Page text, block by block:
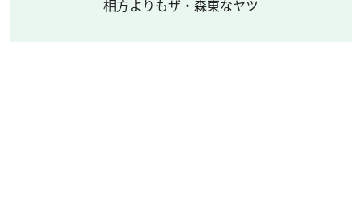
相方よりもザ・森東なヤツ